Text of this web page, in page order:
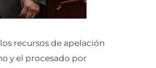
recursos de apelación
y el procesado por